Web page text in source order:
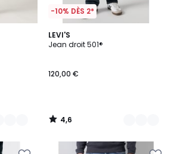
-10% DÈS 2*
LEVI'S
Jean droit 501®
120,00 €
4,6
/ 5
2
Couleurs
4,6
/